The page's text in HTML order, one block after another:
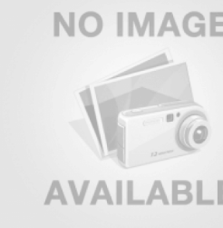
Kích thước: 300 x 300 x 32mm
Tiết kiệm điện, giảm mỏi mắt